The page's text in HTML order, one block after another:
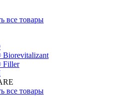
все товары
Filler
все товары